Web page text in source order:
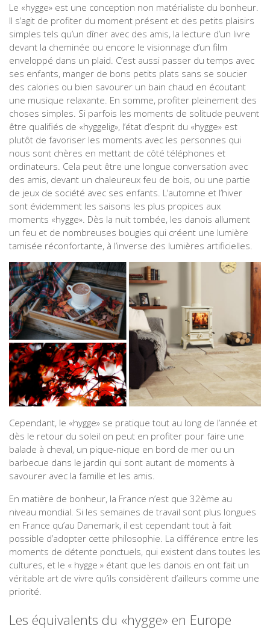
Le «hygge» est une conception non matérialiste du bonheur.
Il s’agit de profiter du moment présent et des petits plaisirs
simples tels qu’un dîner avec des amis, la lecture d’un livre
devant la cheminée ou encore le visionnage d’un film
enveloppé dans un plaid. C’est aussi passer du temps avec
ses enfants, manger de bons petits plats sans se soucier
des calories ou bien savourer un bain chaud en écoutant
une musique relaxante. En somme, profiter pleinement des
choses simples. Si parfois les moments de solitude peuvent
être qualifiés de «hyggelig», l’état d’esprit du «hygge» est
plutôt de favoriser les moments avec les personnes qui
nous sont chères en mettant de côté téléphones et
ordinateurs. Cela peut être une longue conversation avec
des amis, devant un chaleureux feu de bois, ou une partie
de jeux de société avec ses enfants. L’automne et l’hiver
sont évidemment les saisons les plus propices aux
moments «hygge». Dès la nuit tombée, les danois allument
un feu et de nombreuses bougies qui créent une lumière
tamisée réconfortante, à l’inverse des lumières artificielles.
Cependant, le «hygge» se pratique tout au long de l’année et
dès le retour du soleil on peut en profiter pour faire une
balade à cheval, un pique-nique en bord de mer ou un
barbecue dans le jardin qui sont autant de moments à
savourer avec la famille et les amis.
En matière de bonheur, la France n’est que 32ème au
niveau mondial. Si les semaines de travail sont plus longues
en France qu’au Danemark, il est cependant tout à fait
possible d’adopter cette philosophie. La différence entre les
moments de détente ponctuels, qui existent dans toutes les
cultures, et le « hygge » étant que les danois en ont fait un
véritable art de vivre qu’ils considèrent d’ailleurs comme une
priorité.
Les équivalents du «hygge» en Europe